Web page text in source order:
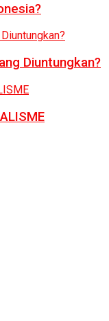
Diuntungkan?